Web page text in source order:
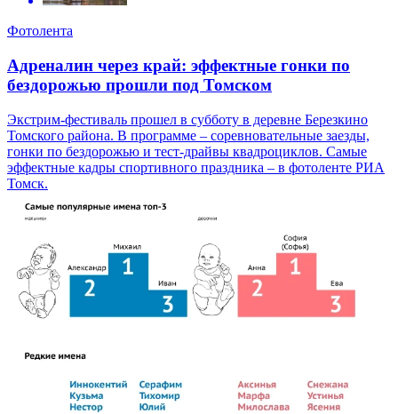
Фотолента
Адреналин через край: эффектные гонки по
бездорожью прошли под Томском
Экстрим-фестиваль прошел в субботу в деревне Березкино
Томского района. В программе – соревновательные заезды,
гонки по бездорожью и тест-драйвы квадроциклов. Самые
эффектные кадры спортивного праздника – в фотоленте РИА
Томск.